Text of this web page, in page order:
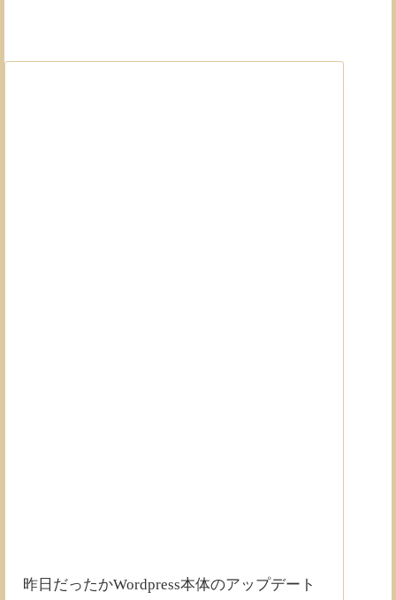
昨日だったかWordpress本体のアップデート